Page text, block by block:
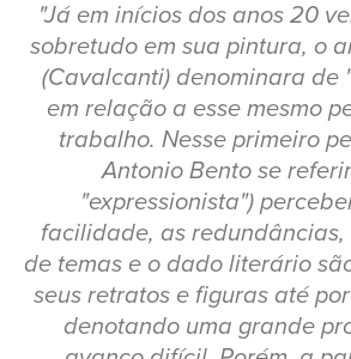
"Já em inícios dos anos 20
sobretudo em sua pintura, o
(Cavalcanti) denominara de
em relação a esse mesmo
trabalho. Nesse primeiro
Antonio Bento se
"expressionista")
facilidade, as
de temas e o dado literário
seus retratos e figuras até
denotando uma grande